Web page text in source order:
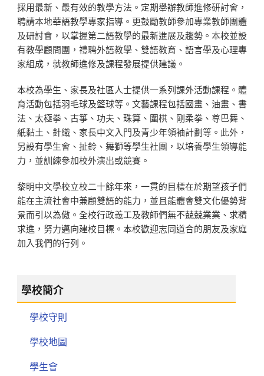
學校簡介
學校守則
學校地圖
學生會
採用最新、最有效的教學方法。定期舉辦教師進修研討會，
聘請本地華語教學專家指導。更鼓勵教師參加專業教師團體
及研討會，以掌握第二語教學的最新進展及趨勢。本校並設
有教學顧問團，禮聘外語教學、雙語教育、語言學及心理專
家組成，就教師進修及課程發展提供建議。
本校為學生、家長及社區人士提供一系列課外活動課程。體
育活動包括羽毛球及籃球等。文藝課程包括國畫、油畫、書
法、太極拳、古箏、功夫、珠算、圍棋、剛柔拳、尊巴舞、
紙黏土、針織、家長中文入門及青少年領袖計劃等。此外，
另設有學生會、扯鈴、舞獅等學生社團，以培養學生領導能
力，並訓練參加校外演出或競賽。
黎明中文學校立校二十餘年來，一貫的目標在於期望孩子們
能在主流社會中兼顧雙語的能力，並且能體會雙文化優勢背
景而引以為傲。全校行政義工及教師們無不兢兢業業、求精
求進，努力邁向建校目標。本校歡迎志同道合的朋友及家庭
加入我們的行列。